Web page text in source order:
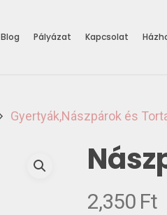
Blog Pályázat Kapcsolat
Gyertyák,Nászpárok és
2,350 Ft